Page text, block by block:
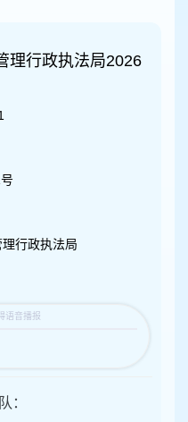
理行政执法局2026
行政执法局
：